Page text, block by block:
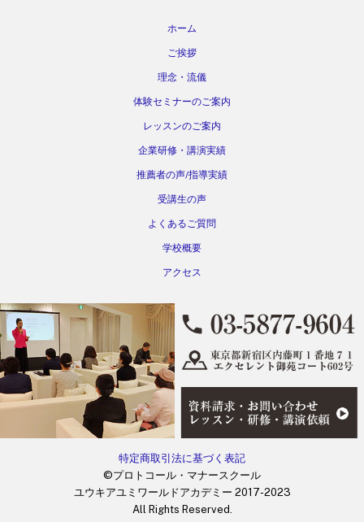
ホーム
ご挨拶
理念・流儀
体験セミナーのご案内
レッスンのご案内
企業研修・講演実績
推薦者の声/指導実績
受講生の声
よくあるご質問
学校概要
アクセス
特定商取引法に基づく表記
©プロトコール・マナースクール
ユウキアユミワールドアカデミー 2017-2023
All Rights Reserved.